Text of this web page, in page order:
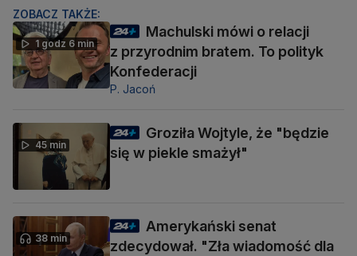
ZOBACZ TAKŻE:
1 godz 6 min
Machulski mówi o relacji
z przyrodnim bratem. To polityk
Konfederacji
P. Jacoń
45 min
Groziła Wojtyle, że "będzie
się w piekle smażył"
38 min
Amerykański senat
zdecydował. "Zła wiadomość dla